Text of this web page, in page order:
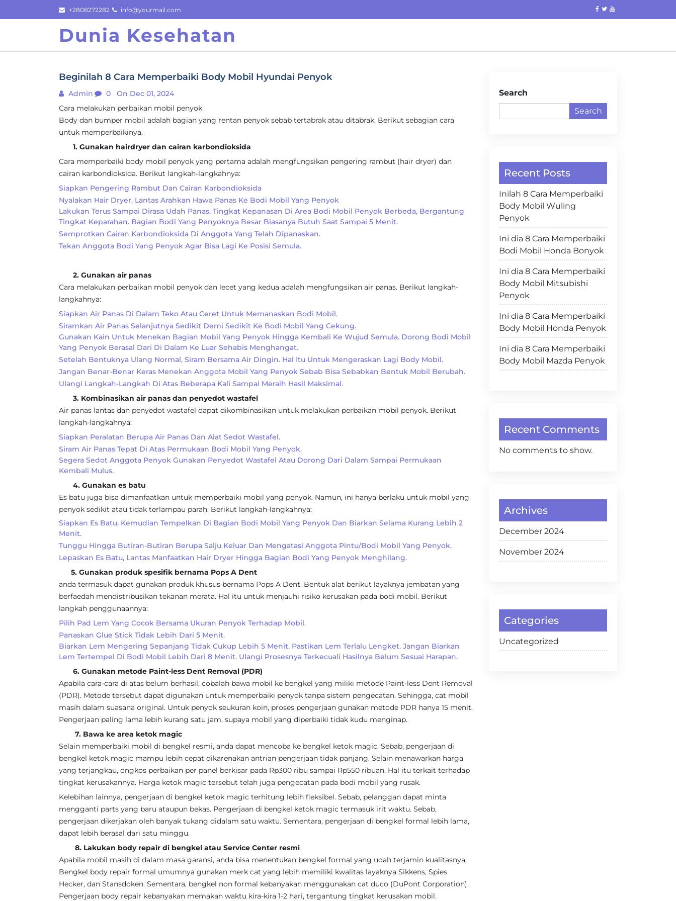
to
+2808272282 info@yourmail.com
Dunia Kesehatan
Beginilah 8 Cara Memperbaiki Body Mobil Hyundai Penyok
Admin 0
On Dec 01, 2024
Cara melakukan perbaikan mobil penyok
Body dan bumper mobil adalah bagian yang rentan penyok sebab tertabrak atau ditabrak. Berikut sebagian cara
untuk memperbaikinya.
1. Gunakan hairdryer dan cairan karbondioksida
Cara memperbaiki body mobil penyok yang pertama adalah mengfungsikan pengering rambut (hair dryer) dan
cairan karbondioksida. Berikut langkah-langkahnya:
Siapkan Pengering Rambut Dan Cairan Karbondioksida
Nyalakan Hair Dryer, Lantas Arahkan Hawa Panas Ke Bodi Mobil Yang Penyok
Lakukan Terus Sampai Dirasa Udah Panas. Tingkat Kepanasan Di Area Bodi Mobil Penyok Berbeda, Bergantung
Tingkat Keparahan. Bagian Bodi Yang Penyoknya Besar Biasanya Butuh Saat Sampai 5 Menit.
Semprotkan Cairan Karbondioksida Di Anggota Yang Telah Dipanaskan.
Tekan Anggota Bodi Yang Penyok Agar Bisa Lagi Ke Posisi Semula.
2. Gunakan air panas
Cara melakukan perbaikan mobil penyok dan lecet yang kedua adalah mengfungsikan air panas. Berikut langkah-
langkahnya:
Siapkan Air Panas Di Dalam Teko Atau Ceret Untuk Memanaskan Bodi Mobil.
Siramkan Air Panas Selanjutnya Sedikit Demi Sedikit Ke Bodi Mobil Yang Cekung.
Gunakan Kain Untuk Menekan Bagian Mobil Yang Penyok Hingga Kembali Ke Wujud Semula. Dorong Bodi Mobil
Yang Penyok Berasal Dari Di Dalam Ke Luar Sehabis Menghangat.
Setelah Bentuknya Ulang Normal, Siram Bersama Air Dingin. Hal Itu Untuk Mengeraskan Lagi Body Mobil.
Jangan Benar-Benar Keras Menekan Anggota Mobil Yang Penyok Sebab Bisa Sebabkan Bentuk Mobil Berubah.
Ulangi Langkah-Langkah Di Atas Beberapa Kali Sampai Meraih Hasil Maksimal.
3. Kombinasikan air panas dan penyedot wastafel
Air panas lantas dan penyedot wastafel dapat dikombinasikan untuk melakukan perbaikan mobil penyok. Berikut
langkah-langkahnya:
Siapkan Peralatan Berupa Air Panas Dan Alat Sedot Wastafel.
Siram Air Panas Tepat Di Atas Permukaan Bodi Mobil Yang Penyok.
Segera Sedot Anggota Penyok Gunakan Penyedot Wastafel Atau Dorong Dari Dalam Sampai Permukaan
Kembali Mulus.
4. Gunakan es batu
Es batu juga bisa dimanfaatkan untuk memperbaiki mobil yang penyok. Namun, ini hanya berlaku untuk mobil yang
penyok sedikit atau tidak terlampau parah. Berikut langkah-langkahnya:
Siapkan Es Batu, Kemudian Tempelkan Di Bagian Bodi Mobil Yang Penyok Dan Biarkan Selama Kurang Lebih 2
Menit.
Tunggu Hingga Butiran-Butiran Berupa Salju Keluar Dan Mengatasi Anggota Pintu/bodi Mobil Yang Penyok.
Lepaskan Es Batu, Lantas Manfaatkan Hair Dryer Hingga Bagian Bodi Yang Penyok Menghilang.
5. Gunakan produk spesifik bernama Pops A Dent
anda termasuk dapat gunakan produk khusus bernama Pops A Dent. Bentuk alat berikut layaknya jembatan yang
berfaedah mendistribusikan tekanan merata. Hal itu untuk menjauhi risiko kerusakan pada bodi mobil. Berikut
langkah penggunaannya:
Pilih Pad Lem Yang Cocok Bersama Ukuran Penyok Terhadap Mobil.
Panaskan Glue Stick Tidak Lebih Dari 5 Menit.
Biarkan Lem Mengering Sepanjang Tidak Cukup Lebih 5 Menit. Pastikan Lem Terlalu Lengket. Jangan Biarkan
Lem Tertempel Di Bodi Mobil Lebih Dari 8 Menit. Ulangi Prosesnya Terkecuali Hasilnya Belum Sesuai Harapan.
6. Gunakan metode Paint-less Dent Removal (PDR)
Apabila cara-cara di atas belum berhasil, cobalah bawa mobil ke bengkel yang miliki metode Paint-less Dent Removal
(PDR). Metode tersebut dapat digunakan untuk memperbaiki penyok tanpa sistem pengecatan. Sehingga, cat mobil
masih dalam suasana original. Untuk penyok seukuran koin, proses pengerjaan gunakan metode PDR hanya 15 menit.
Pengerjaan paling lama lebih kurang satu jam, supaya mobil yang diperbaiki tidak kudu menginap.
7. Bawa ke area ketok magic
Selain memperbaiki mobil di bengkel resmi, anda dapat mencoba ke bengkel ketok magic. Sebab, pengerjaan di
bengkel ketok magic mampu lebih cepat dikarenakan antrian pengerjaan tidak panjang. Selain menawarkan harga
yang terjangkau, ongkos perbaikan per panel berkisar pada Rp300 ribu sampai Rp550 ribuan. Hal itu terkait terhadap
tingkat kerusakannya. Harga ketok magic tersebut telah juga pengecatan pada bodi mobil yang rusak.
Kelebihan lainnya, pengerjaan di bengkel ketok magic terhitung lebih fleksibel. Sebab, pelanggan dapat minta
mengganti parts yang baru ataupun bekas. Pengerjaan di bengkel ketok magic termasuk irit waktu. Sebab,
pengerjaan dikerjakan oleh banyak tukang didalam satu waktu. Sementara, pengerjaan di bengkel formal lebih lama,
dapat lebih berasal dari satu minggu.
8. Lakukan body repair di bengkel atau Service Center resmi
Apabila mobil masih di dalam masa garansi, anda bisa menentukan bengkel formal yang udah terjamin kualitasnya.
Bengkel body repair formal umumnya gunakan merk cat yang lebih memiliki kwalitas layaknya Sikkens, Spies
Hecker, dan Stansdoken. Sementara, bengkel non formal kebanyakan menggunakan cat duco (DuPont Corporation).
Pengerjaan body repair kebanyakan memakan waktu kira-kira 1-2 hari, tergantung tingkat kerusakan mobil.
Search
Search
Recent Posts
Inilah 8 Cara Memperbaiki
Body Mobil Wuling
Penyok
Ini dia 8 Cara Memperbaiki
Bodi Mobil Honda Bonyok
Ini dia 8 Cara Memperbaiki
Body Mobil Mitsubishi
Penyok
Ini dia 8 Cara Memperbaiki
Body Mobil Honda Penyok
Ini dia 8 Cara Memperbaiki
Body Mobil Mazda Penyok
Recent Comments
No comments to show.
Archives
December 2024
November 2024
Categories
Uncategorized